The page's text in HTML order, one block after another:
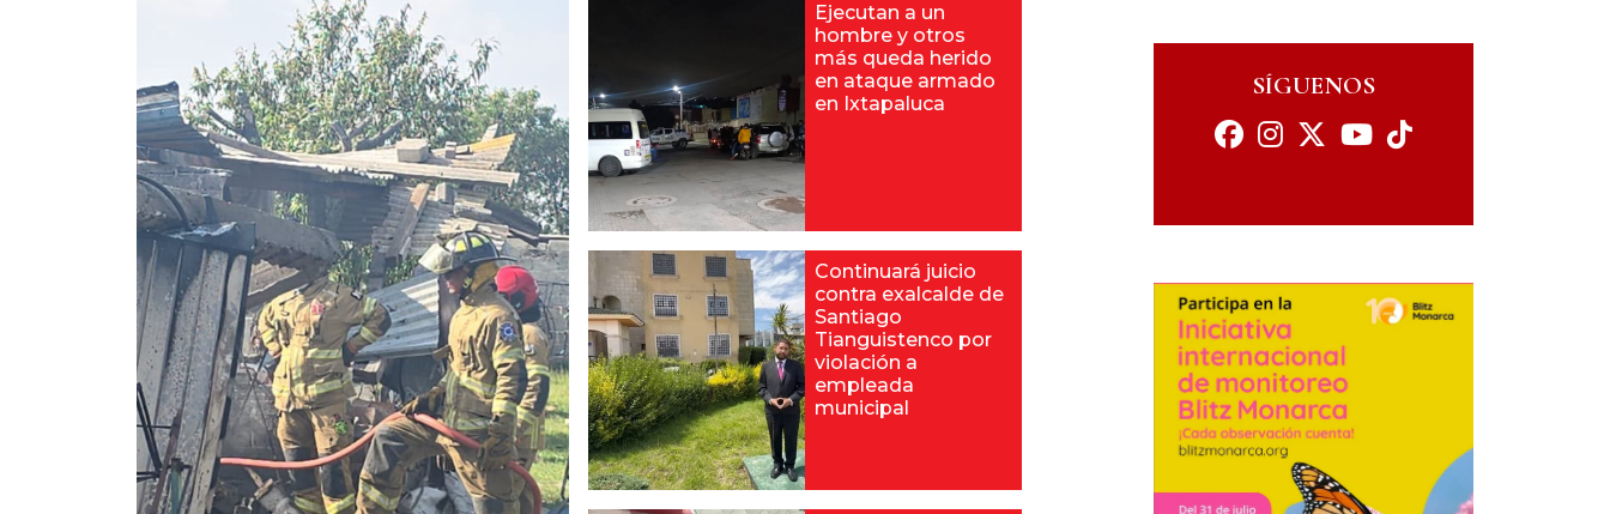
Ejecutan a un
hombre y otros
más queda herido
en ataque armado
en Ixtapaluca
Continuará juicio
contra exalcalde de
Santiago
Tianguistenco por
violación a
empleada
municipal
SÍGUENOS